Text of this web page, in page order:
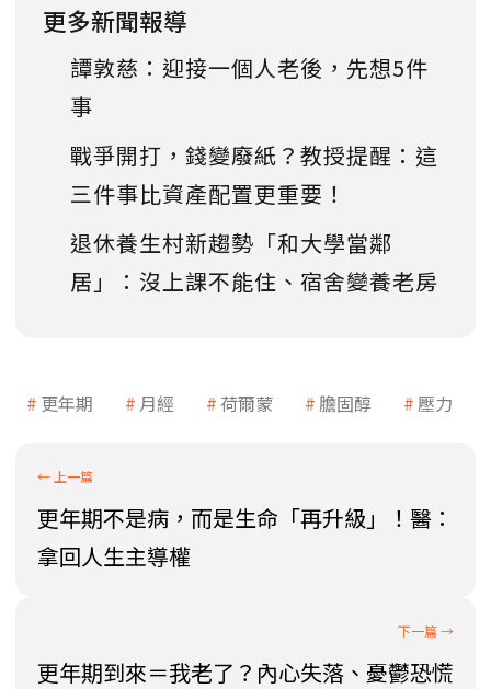
更多新聞報導
譚敦慈：迎接一個人老後，先想5件
事
戰爭開打，錢變廢紙？教授提醒：這
三件事比資產配置更重要！
退休養生村新趨勢「和大學當鄰
居」：沒上課不能住、宿舍變養老房
更年期 月經 荷爾蒙 膽固醇 壓力
更年期不是病，而是生命「再升級」！醫：
拿回人生主導權
更年期到來＝我老了？內心失落、憂鬱恐慌